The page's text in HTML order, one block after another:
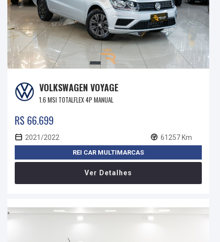
VOLKSWAGEN VOYAGE
1.6 MSI TOTALFLEX 4P MANUAL
R$ 66.699
2021/2022 61257 Km
REI CAR MULTIMARCAS
Ver Detalhes